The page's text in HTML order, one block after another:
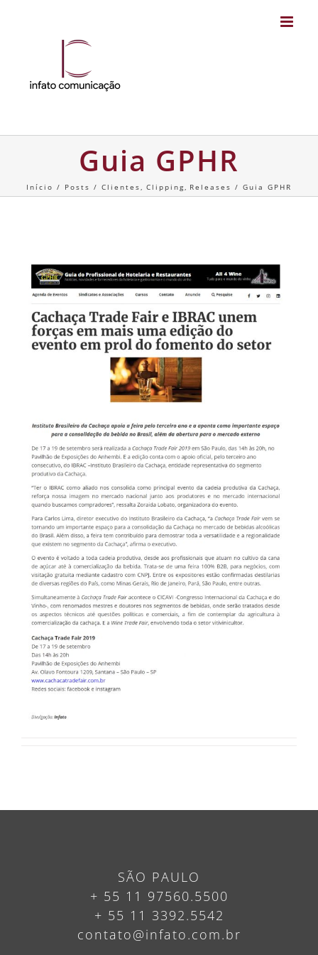
Guia GPHR
Início Posts Clientes Clipping Releases Guia GPHR
SÃO PAULO
+ 55 11 97560.5500
+ 55 11 3392.5542
contato@infato.com.br